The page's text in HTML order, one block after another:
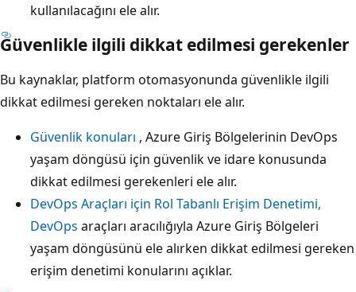
kullanılacağını ele alır.
Güvenlikle ilgili dikkat edilmesi gerekenler
Bu kaynaklar, platform otomasyonunda güvenlikle ilgili
dikkat edilmesi gereken noktaları ele alır.
Güvenlik konuları , Azure Giriş Bölgelerinin DevOps
yaşam döngüsü için güvenlik ve idare konusunda
dikkat edilmesi gerekenleri ele alır.
DevOps Araçları için Rol Tabanlı Erişim Denetimi,
DevOps araçları aracılığıyla Azure Giriş Bölgeleri
yaşam döngüsünü ele alırken dikkat edilmesi gereken
erişim denetimi konularını açıklar.